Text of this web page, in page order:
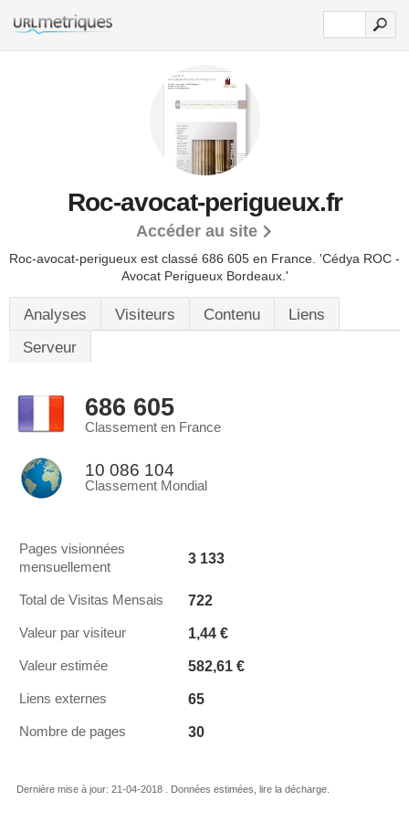
Roc-avocat-perigueux.fr
Accéder au site
Roc-avocat-perigueux est classé 686 605 en France. 'Cédya ROC -
Avocat Perigueux Bordeaux.'
Analyses Visiteurs Contenu
Liens
Serveur
686 605
Classement en France
10 086 104
Classement Mondial
Pages visionnées
mensuellement
3 133
Total de Visitas Mensais 722
Valeur par visiteur 1,44 €
Valeur estimée 582,61 €
Liens externes 65
Nombre de pages 30
Dernière mise à jour: 21-04-2018 . Données estimées, lire la décharge.